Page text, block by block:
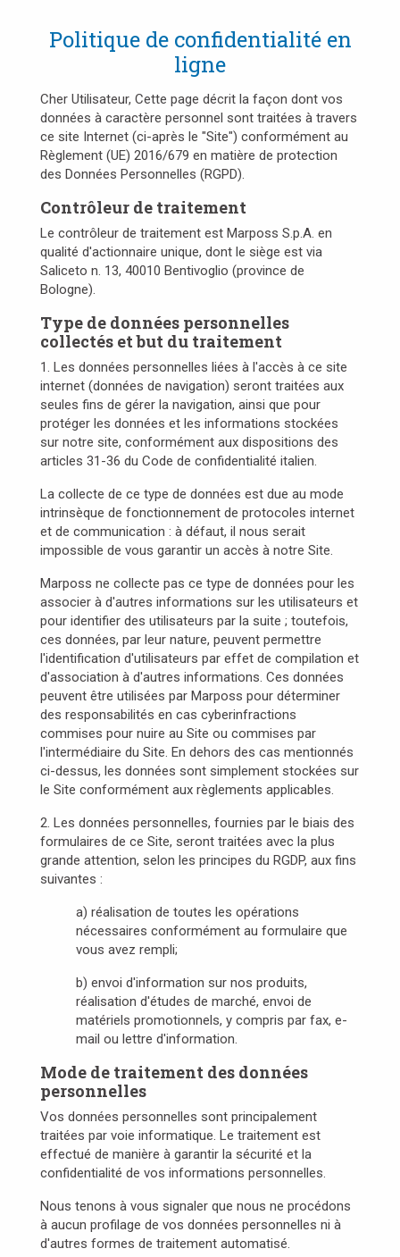
Politique de confidentialité en
ligne
Cher Utilisateur, Cette page décrit la façon dont vos
données à caractère personnel sont traitées à travers
ce site Internet (ci-après le "Site") conformément au
Règlement (UE) 2016/679 en matière de protection
des Données Personnelles (RGPD).
Contrôleur de traitement
Le contrôleur de traitement est Marposs S.p.A. en
qualité d'actionnaire unique, dont le siège est via
Saliceto n. 13, 40010 Bentivoglio (province de
Bologne).
Type de données personnelles
collectés et but du traitement
1. Les données personnelles liées à l'accès à ce site
internet (données de navigation) seront traitées aux
seules fins de gérer la navigation, ainsi que pour
protéger les données et les informations stockées
sur notre site, conformément aux dispositions des
articles 31-36 du Code de confidentialité italien.
La collecte de ce type de données est due au mode
intrinsèque de fonctionnement de protocoles internet
et de communication : à défaut, il nous serait
impossible de vous garantir un accès à notre Site.
Marposs ne collecte pas ce type de données pour les
associer à d'autres informations sur les utilisateurs et
pour identifier des utilisateurs par la suite ; toutefois,
ces données, par leur nature, peuvent permettre
l'identification d'utilisateurs par effet de compilation et
d'association à d'autres informations. Ces données
peuvent être utilisées par Marposs pour déterminer
des responsabilités en cas cyberinfractions
commises pour nuire au Site ou commises par
l'intermédiaire du Site. En dehors des cas mentionnés
ci-dessus, les données sont simplement stockées sur
le Site conformément aux règlements applicables.
2. Les données personnelles, fournies par le biais des
formulaires de ce Site, seront traitées avec la plus
grande attention, selon les principes du RGDP, aux fins
suivantes :
a) réalisation de toutes les opérations
nécessaires conformément au formulaire que
vous avez rempli;
b) envoi d'information sur nos produits,
réalisation d'études de marché, envoi de
matériels promotionnels, y compris par fax, e-
mail ou lettre d'information.
Mode de traitement des données
personnelles
Vos données personnelles sont principalement
traitées par voie informatique. Le traitement est
effectué de manière à garantir la sécurité et la
confidentialité de vos informations personnelles.
Nous tenons à vous signaler que nous ne procédons
à aucun profilage de vos données personnelles ni à
d'autres formes de traitement automatisé.